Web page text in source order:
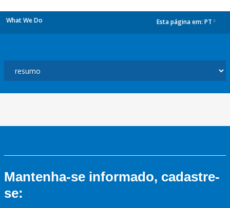
What We Do Esta página em: PT
Mantenha-se informado, cadastre-
se: